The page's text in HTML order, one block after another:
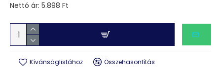
Nettó ár: 5.898 Ft
Kívánságlistához Összehasonlítás